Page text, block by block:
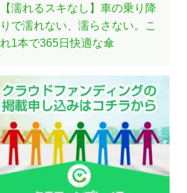
【濡れるスキなし】車の乗り降
りで濡れない、濡らさない。こ
れ1本で365日快適な傘